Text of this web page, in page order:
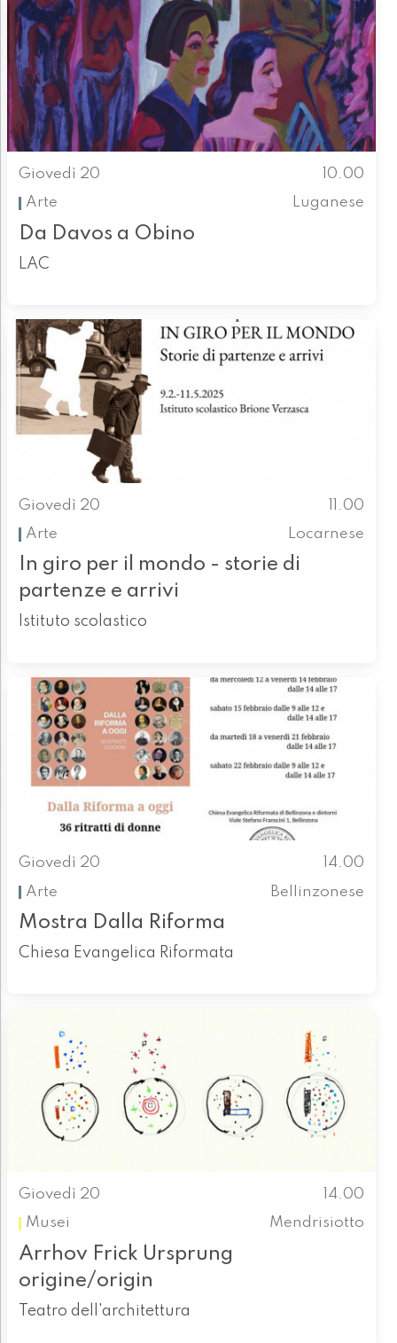
Giovedì 20
10.00
Arte
Luganese
Da Davos a Obino
LAC
Giovedì 20
11.00
Arte
Locarnese
In giro per il mondo - storie di
partenze e arrivi
Istituto scolastico
Giovedì 20
14.00
Arte
Bellinzonese
Mostra Dalla Riforma
Chiesa Evangelica Riformata
Giovedì 20
14.00
Musei
Mendrisiotto
Arrhov Frick Ursprung
origine/origin
Teatro dell'architettura